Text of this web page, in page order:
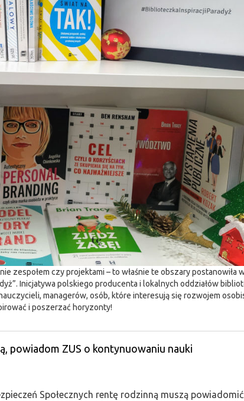
zespołem czy projektami – to właśnie te obszary postanowiła
Inicjatywa polskiego producenta i lokalnych oddziałów
managerów, osób, które interesują się rozwojem
i poszerzać horyzonty!
powiadom ZUS o kontynuowaniu nauki
Społecznych rentę rodzinną muszą